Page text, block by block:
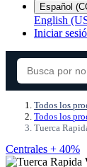
Español
English
Iniciar
Todos los
Todos los
Tuerca
Centrales + 40%